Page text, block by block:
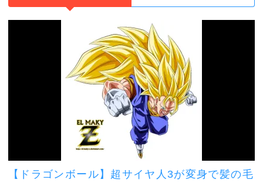
【ドラゴンボール】超サイヤ人3が変身で髪の毛